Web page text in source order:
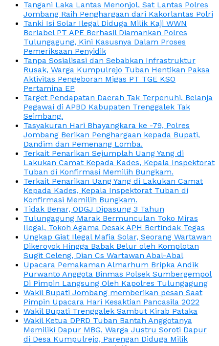
Tangani Laka Lantas Menonjol, Sat Lantas Polres
Jombang Raih Penghargaan dari Kakorlantas Polri
Tanki Isi Solar Ilegal Diduga Milik Kaji WWN
Berlabel PT APE Berhasil Diamankan Polres
Tulungagung, Kini Kasusnya Dalam Proses
Pemeriksaan Penyidik
Tanpa Sosialisasi dan Sebabkan Infrastruktur
Rusak, Warga Kumpulrejo Tuban Hentikan Paksa
Aktivitas Pengeboran Migas PT TGE KSO
Pertamina EP
Target Pendapatan Daerah Tak Terpenuhi, Belanja
Pegawai di APBD Kabupaten Trenggalek Tak
Seimbang.
Tasyakuran Hari Bhayangkara ke -79, Polres
Jombang Berikan Penghargaan kepada Bupati,
Dandim dan Pemenang Lomba.
Terkait Penarikan Sejumplah Uang Yang di
Lakukan Camat Kepada Kades, Kepala Inspektorat
Tuban di Konfirmasi Memilih Bungkam.
Terkait Penarikan Uang Yang di Lakukan Camat
Kepada Kades, Kepala Inspektorat Tuban di
Konfirmasi Memilih Bungkam.
Tidak Benar, ODGJ Dipasung 3 Tahun
Tulungagung Marak Bermunculan Toko Miras
Ilegal, Tokoh Agama Desak APH Bertindak Tegas
Ungkap Giat Ilegal Mafia Solar, Seorang Wartawan
Dikeroyok Hingga Babak Belur oleh Komplotan
Sugit Celeng, Dian Cs Wartawan Abal-Abal
Upacara Pemakaman Almarhum Bripka Andik
Purwanto Anggota Binmas Polsek Sumbergempol
Di Pimpin Langsung Oleh Kapolres Tulungagung
Wakil Bupati Jombang memberikan pesan Saat
Pimpin Upacara Hari Kesaktian Pancasila 2022
Wakil Bupati Trenggalek Sambut Kirab Pataka
Wakil Ketua DPRD Tuban Bantah Anggotanya
Memiliki Dapur MBG, Warga Justru Soroti Dapur
di Desa Kumpulrejo, Parengan Diduga Milik